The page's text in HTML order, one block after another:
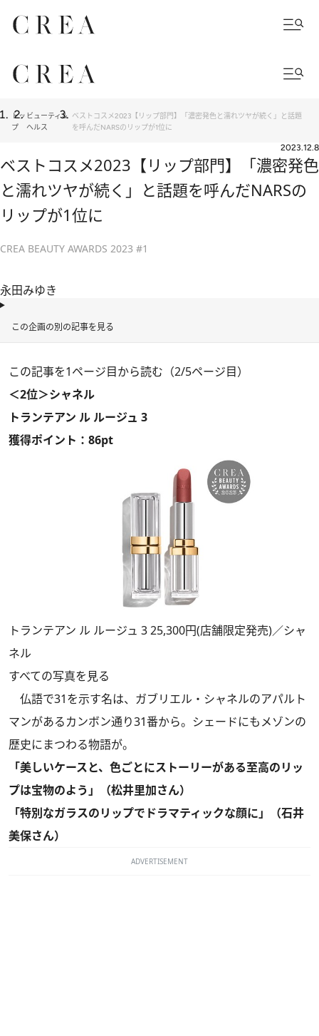
トッ
プ
ビューティ＆
ヘルス
ベストコスメ2023【リップ部門】「濃密発色と濡れツヤが続く」と話題
を呼んだNARSのリップが1位に
2023.12.8
ベストコスメ2023【リップ部門】「濃密発色
と濡れツヤが続く」と話題を呼んだNARSの
リップが1位に
CREA BEAUTY AWARDS 2023 #1
永田みゆき
この企画の別の記事を見る
この記事を1ページ目から読む（2/5ページ目）
＜2位＞シャネル
トランテアン ル ルージュ 3
獲得ポイント：86pt
トランテアン ル ルージュ 3 25,300円(店舗限定発売)／シャ
ネル
すべての写真を見る
仏語で31を示す名は、ガブリエル・シャネルのアパルト
マンがあるカンボン通り31番から。シェードにもメゾンの
歴史にまつわる物語が。
「美しいケースと、色ごとにストーリーがある至高のリッ
プは宝物のよう」（松井里加さん）
「特別なガラスのリップでドラマティックな顔に」（石井
美保さん）
ADVERTISEMENT